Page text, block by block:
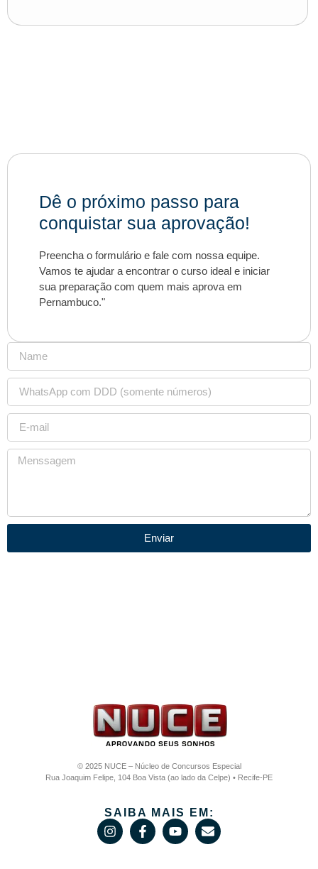
Dê o próximo passo para
conquistar sua aprovação!
Preencha o formulário e fale com nossa equipe.
Vamos te ajudar a encontrar o curso ideal e iniciar
sua preparação com quem mais aprova em
Pernambuco."
Enviar
© 2025 NUCE – Núcleo de Concursos Especial
Rua Joaquim Felipe, 104 Boa Vista (ao lado da Celpe) • Recife-PE
SAIBA MAIS EM: